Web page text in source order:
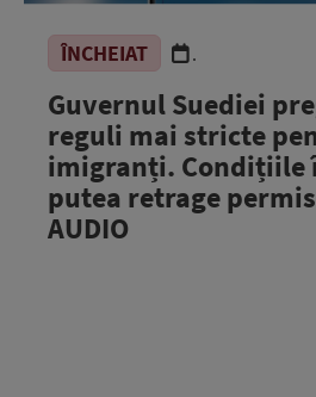
ÎNCHEIAT .
Guvernul Suediei
reguli mai stricte
imigranți. Condițiile
putea retrage
AUDIO